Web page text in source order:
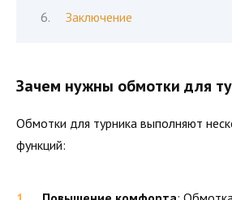
Заключение
Зачем нужны обмотки для
Обмотки для турника выполняют
функций: